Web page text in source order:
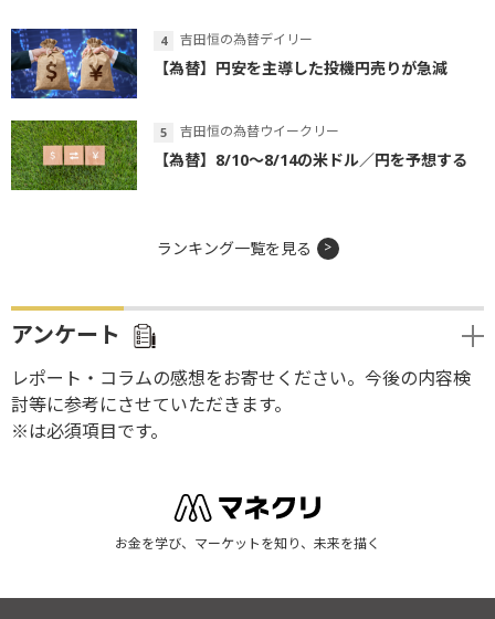
吉田恒の為替デイリー
【為替】円安を主導した投機円売りが急減
吉田恒の為替ウイークリー
【為替】8/10～8/14の米ドル／円を予想する
ランキング一覧を見る
アンケート
レポート・コラムの感想をお寄せください。今後の内容検
討等に参考にさせていただきます。
※は必須項目です。
お金を学び、マーケットを知り、未来を描く